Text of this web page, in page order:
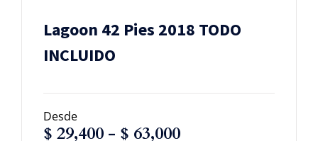
Lagoon 42 Pies 2018 TODO
INCLUIDO
Desde
$ 29,400 - $ 63,000